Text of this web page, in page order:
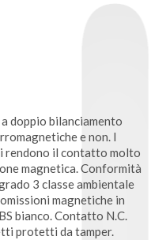
doppio bilanciamento
e non. I
rendono il contatto molto
magnetica. Conformità
3 classe ambientale
magnetiche in
bianco. Contatto N.C.
protetti da tamper.